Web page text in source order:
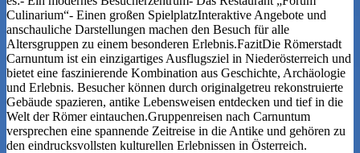
Culinarium“- Einen großen SpielplatzInteraktive Angebote und
anschauliche Darstellungen machen den Besuch für alle
Altersgruppen zu einem besonderen Erlebnis.FazitDie Römerstadt
Carnuntum ist ein einzigartiges Ausflugsziel in Niederösterreich und
bietet eine faszinierende Kombination aus Geschichte, Archäologie
und Erlebnis. Besucher können durch originalgetreu rekonstruierte
Gebäude spazieren, antike Lebensweisen entdecken und tief in die
Welt der Römer eintauchen.Gruppenreisen nach Carnuntum
versprechen eine spannende Zeitreise in die Antike und gehören zu
den eindrucksvollsten kulturellen Erlebnissen in Österreich.